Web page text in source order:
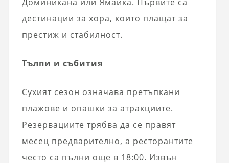
дестинации за хора, които плащат за
престиж и стабилност.
Тълпи и събития
Сухият сезон означава претъпкани
плажове и опашки за атракциите.
Резервациите трябва да се правят
месец предварително, а ресторантите
често са пълни още в 18:00. Извън